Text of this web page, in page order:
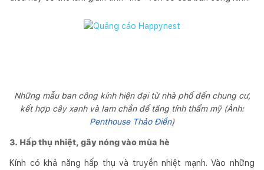
Những mẫu ban công kính hiện đại từ nhà phố đến chung cư,
kết hợp cây xanh và lam chắn để tăng tính thẩm mỹ (Ảnh:
Penthouse Thảo Điền)
3. Hấp thụ nhiệt, gây nóng vào mùa hè
Kính có khả năng hấp thụ và truyền nhiệt mạnh. Vào những